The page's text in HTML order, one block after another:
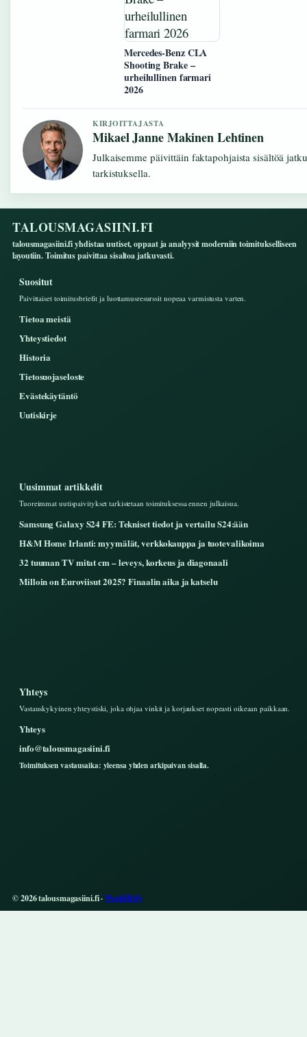
Mercedes-Benz CLA
Shooting Brake –
urheilullinen farmari
2026
KIRJOITTAJASTA
Mikael Janne Makinen Lehtinen
Julkaisemme päivittäin faktapohjaista sisältöä
tarkistuksella.
TALOUSMAGASIINI.FI
talousmagasiini.fi yhdistaa uutiset, oppaat ja analyysit moderniin toimitukselliseen
layoutiin. Toimitus paivittaa sisaltoa jatkuvasti.
Suositut
Paivittaiset toimitusbriefit ja luottamusresurssit nopeaa varmistusta varten.
Tietoa meistä
Yhteystiedot
Historia
Tietosuojaseloste
Evästekäytäntö
Uutiskirje
Uusimmat artikkelit
Tuoreimmat uutispaivitykset tarkistetaan toimituksessa ennen julkaisua.
Samsung Galaxy S24 FE: Tekniset tiedot ja vertailu S24:ään
H&M Home Irlanti: myymälät, verkkokauppa ja tuotevalikoima
32 tuuman TV mitat cm – leveys, korkeus ja diagonaali
Milloin on Euroviisut 2025? Finaalin aika ja katselu
Yhteys
Vastauskykyinen yhteystiski, joka ohjaa vinkit ja korjaukset nopeasti oikeaan paikkaan.
Yhteys
info@talousmagasiini.fi
Toimituksen vastausaika: yleensa yhden arkipaivan sisalla.
© 2026 talousmagasiini.fi ·WorldRSS